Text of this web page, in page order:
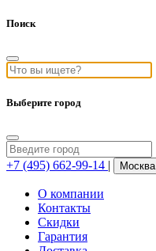
Поиск
Выберите город
+7 (495) 662-99-14 | Москва
О компании
Контакты
Скидки
Гарантия